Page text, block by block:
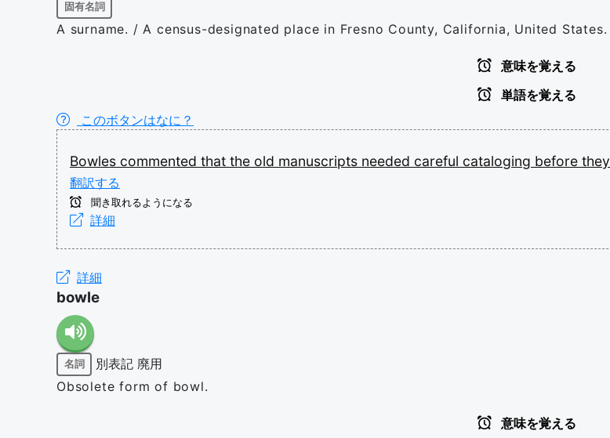
固有名詞
A surname. / A census-designated place in Fresno County, California, United States.
意味を覚える
単語を覚える
このボタンはなに？
Bowles commented that the old manuscripts needed careful cataloging before they
翻訳する
聞き取れるようになる
詳細
詳細
bowle
名詞 別表記 廃用
Obsolete form of bowl.
意味を覚える